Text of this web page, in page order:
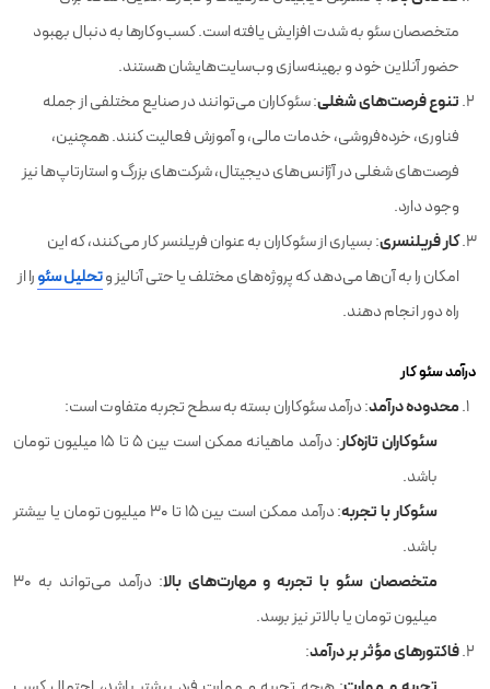
متخصصان سئو به شدت افزایش یافته است. کسب‌وکارها به دنبال بهبود
حضور آنلاین خود و بهینه‌سازی وب‌سایت‌هایشان هستند.
تنوع فرصت‌های شغلی: سئوکاران می‌توانند در صنایع مختلفی از جمله
فناوری، خرده‌فروشی، خدمات مالی، و آموزش فعالیت کنند. همچنین،
فرصت‌های شغلی در آژانس‌های دیجیتال، شرکت‌های بزرگ و استارتاپ‌ها نیز
وجود دارد.
کار فریلنسری: بسیاری از سئوکاران به عنوان فریلنسر کار می‌کنند، که این
امکان را به آن‌ها می‌دهد که پروژه‌های مختلف یا حتی آنالیز وتحلیل سئورا از
راه دور انجام دهند.
درآمد سئو کار
محدوده درآمد: درآمد سئوکاران بسته به سطح تجربه متفاوت است:
سئوکاران تازه‌کار
: درآمد ماهیانه ممکن است بین ۵ تا ۱۵ میلیون تومان
باشد.
سئوکار با تجربه
: درآمد ممکن است بین ۱۵ تا ۳۰ میلیون تومان یا بیشتر
باشد.
متخصصان سئو با تجربه و مهارت‌های بالا
: درآمد می‌تواند به ۳۰
میلیون تومان یا بالاتر نیز برسد.
فاکتورهای مؤثر بر درآمد: